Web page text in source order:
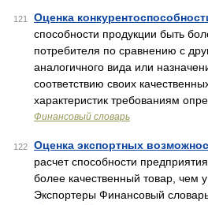
121 Оценка
способности продукции быть
потребителя по сравнению с
аналогичного вида или
соответствию своих
характеристик требованиям
Финансовый словарь
122 Оценка экспортных
расчет способности
более качественный товар, чем
Экспортеры Финансовый